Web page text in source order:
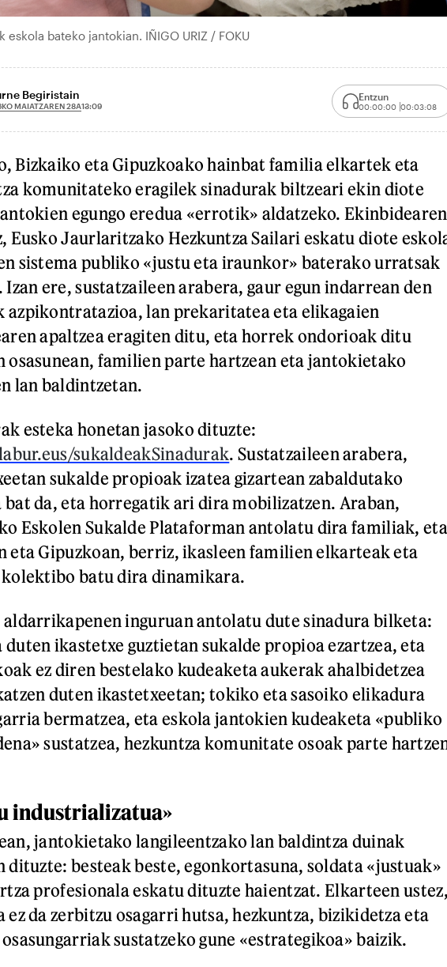
eskola bateko jantokian. IÑIGO URIZ / FOKU
Begiristain
MAIATZAREN 28A13:09
Entzun
00:00:00 00:03:08
Bizkaiko eta Gipuzkoako hainbat familia elkartek eta
komunitateko eragilek sinadurak biltzeari ekin diote
egungo eredua «errotik» aldatzeko. Ekinbidearen
Eusko Jaurlaritzako Hezkuntza Sailari eskatu diote
sistema publiko «justu eta iraunkor» baterako urratsak
Izan ere, sustatzaileen arabera, gaur egun indarrean den
azpikontratazioa, lan prekaritatea eta elikagaien
apaltzea eragiten ditu, eta horrek ondorioak ditu
osasunean, familien parte hartzean eta jantokietako
lan baldintzetan.
esteka honetan jasoko dituzte:
sukaldeakSinadurak. Sustatzaileen arabera,
sukalde propioak izatea gizartean zabaldutako
bat da, eta horregatik ari dira mobilizatzen. Araban,
Eskolen Sukalde Plataforman antolatu dira familiak, eta
eta Gipuzkoan, berriz, ikasleen familien elkarteak eta
batu dira dinamikara.
aldarrikapenen inguruan antolatu dute sinadura bilketa:
duten ikastetxe guztietan sukalde propioa ezartzea, eta
ez diren bestelako kudeaketa aukerak ahalbidetzea
duten ikastetxeetan; tokiko eta sasoiko elikadura
bermatzea, eta eskola jantokien kudeaketa «publiko
sustatzea, hezkuntza komunitate osoak parte
industrializatua»
jantokietako langileentzako lan baldintza duinak
dituzte: besteak beste, egonkortasuna, soldata «justuak»
profesionala eskatu dituzte haientzat. Elkarteen
ez da zerbitzu osagarri hutsa, hezkuntza, bizikidetza eta
sustatzeko gune «estrategikoa» baizik.